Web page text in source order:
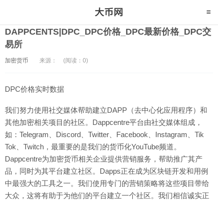
DAPPCENTS|DPC_DPC价格_DPC最新价格_DPC交
易所
加密货币 来源： (阅读：0)
DPC价格实时数据
我们努力使用社交媒体帮助建立DAPP（去中心化应用程序）和
其他加密相关项目的社区。Dappcentre平台由社交媒体组成，
如：Telegram、Discord、Twitter、Facebook、Instagram、Tik
Tok、Twitch，最重要的是我们的货币化YouTube频道。
Dappcentre为加密货币相关企业提供营销服务，帮助推广其产
品，同时为其平台建立社区。Dapps正在成为区块链开发和用例
中最强大的工具之一。我们使用专门的营销策略将这些项目带给
大众，这将有助于为他们的平台建立一个社区。我们相信诚实正